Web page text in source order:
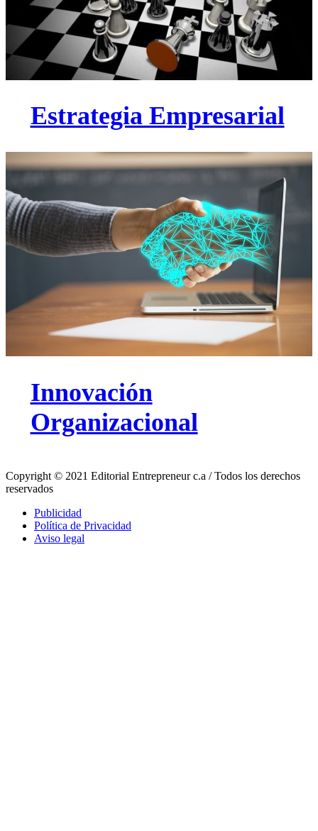
Estrategia Empresarial
Innovación
Organizacional
Copyright © 2021 Editorial Entrepreneur c.a / Todos los derechos
reservados
Publicidad
Política de Privacidad
Aviso legal